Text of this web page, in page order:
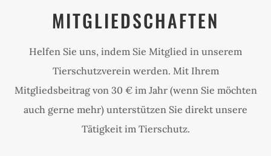
MITGLIEDSCHAFTEN
Helfen Sie uns, indem Sie Mitglied in unserem
Tierschutzverein werden. Mit Ihrem
Mitgliedsbeitrag von 30 € im Jahr (wenn Sie möchten
auch gerne mehr) unterstützen Sie direkt unsere
Tätigkeit im Tierschutz.